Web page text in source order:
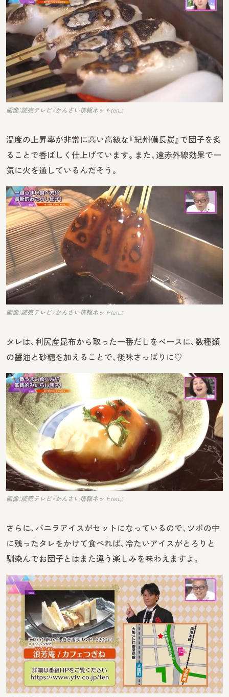
画像：読売テレビ『かんさい情報ネットten.』
温度の上昇率が非常に高い高級な『紀州備長炭』で団子を炙
ることで香ばしく仕上げています。また、遠赤外線効果で一
気に火を通しているんだそう。
画像：読売テレビ『かんさい情報ネットten.』
タレは、利尻産昆布から取った一番だしをベースに、数種類
の醤油と砂糖を加えることで、後味さっぱりに♡
画像：読売テレビ『かんさい情報ネットten.』
さらに、バニラアイスがセットになっているので、ツボの中
に残ったタレをかけて食べれば、冷たいアイスがとろりと
馴染んでお団子とはまた違う楽しみを味わえますよ。